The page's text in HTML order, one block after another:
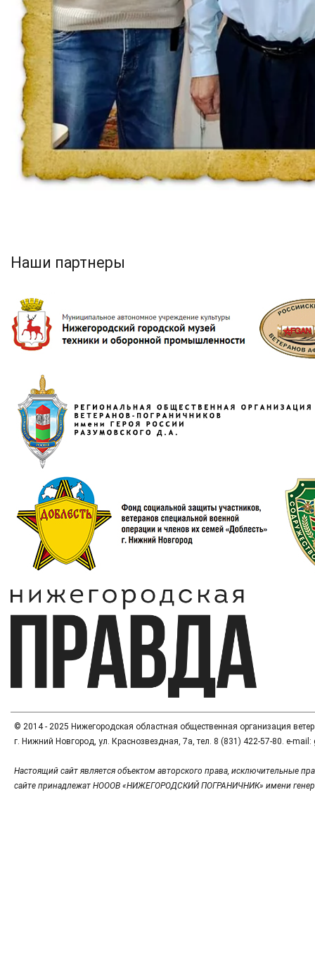
Наши партнеры
© 2014 - 2025 Нижегородская областная общественная организация
г. Нижний Новгород, ул. Краснозвездная, 7а, тел. 8 (831) 422-57-80. e-
Настоящий сайт является объектом авторского права, исключительные
сайте принадлежат НОООВ «НИЖЕГОРОДСКИЙ ПОГРАНИЧНИК» имени